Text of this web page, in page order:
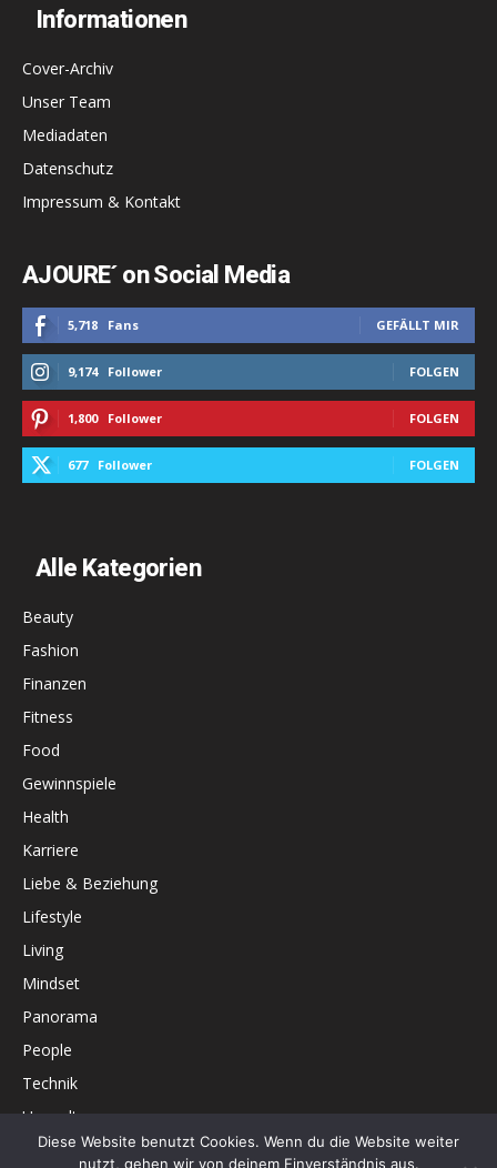
Informationen
Cover-Archiv
Unser Team
Mediadaten
Datenschutz
Impressum & Kontakt
AJOURE´ on Social Media
5,718 Fans GEFÄLLT MIR
9,174 Follower FOLGEN
1,800 Follower FOLGEN
677 Follower FOLGEN
Alle Kategorien
Beauty
Fashion
Finanzen
Fitness
Food
Gewinnspiele
Health
Karriere
Liebe & Beziehung
Lifestyle
Living
Mindset
Panorama
People
Technik
Umwelt
Unterhaltung
Diese Website benutzt Cookies. Wenn du die Website weiter
nutzt, gehen wir von deinem Einverständnis aus.